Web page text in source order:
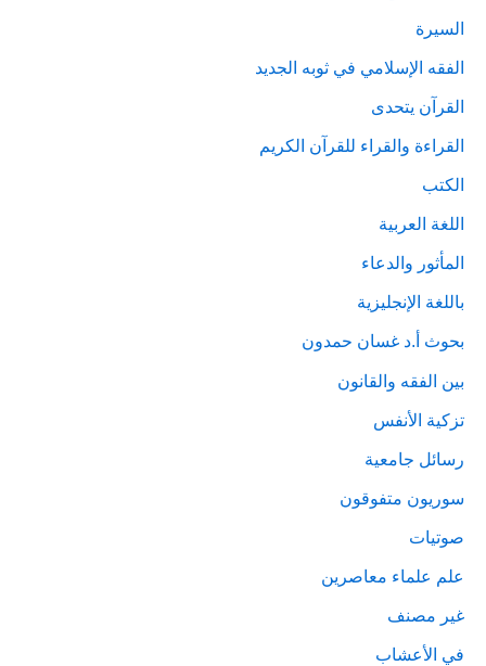
السيرة
الفقه الإسلامي في ثوبه الجديد
القرآن يتحدى
القراءة والقراء للقرآن الكريم
الكتب
اللغة العربية
المأثور والدعاء
باللغة الإنجليزية
بحوث أ.د غسان حمدون
بين الفقه والقانون
تزكية الأنفس
رسائل جامعية
سوريون متفوقون
صوتيات
علم علماء معاصرين
غير مصنف
في الأعشاب